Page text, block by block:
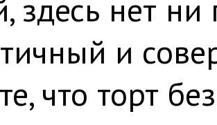
здесь нет
и
что торт